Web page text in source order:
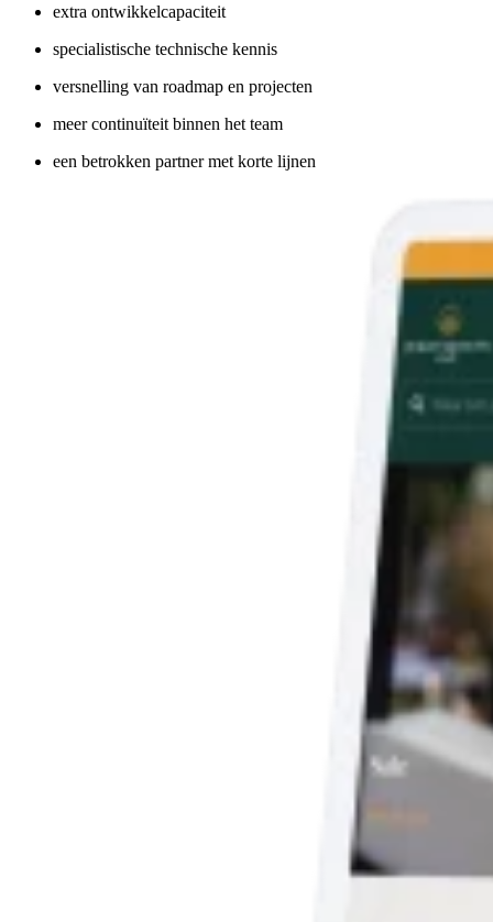
extra ontwikkelcapaciteit
specialistische technische kennis
versnelling van roadmap en projecten
meer continuïteit binnen het team
een betrokken partner met korte lijnen